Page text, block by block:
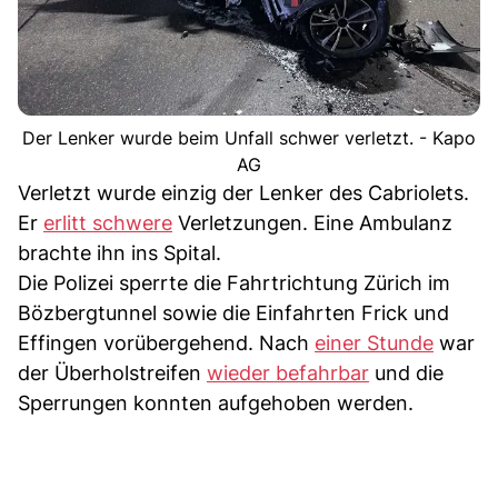
Der Lenker wurde beim Unfall schwer verletzt. - Kapo
AG
Verletzt wurde einzig der Lenker des Cabriolets.
Er erlitt schwere Verletzungen. Eine Ambulanz
brachte ihn ins Spital.
Die Polizei sperrte die Fahrtrichtung Zürich im
Bözbergtunnel sowie die Einfahrten Frick und
Effingen vorübergehend. Nach einer Stunde war
der Überholstreifen wieder befahrbar und die
Sperrungen konnten aufgehoben werden.